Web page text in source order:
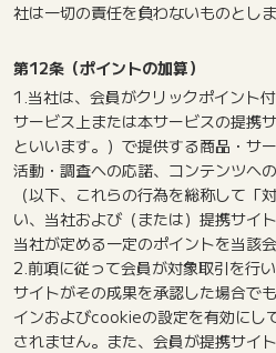
社は一切の責任を負わないものとしま
第12条（ポイントの加算）
1.当社は、会員がクリックポイント
サービス上または本サービスの提携
といいます。）で提供する商品・サ
活動・調査への応諾、コンテンツへ
（以下、これらの行為を総称して「
い、当社および（または）提携サイ
当社が定める一定のポイントを当該
2.前項に従って会員が対象取引を行
サイトがその成果を承認した場合で
インおよびcookieの設定を有効にし
されません。また、会員が提携サイ